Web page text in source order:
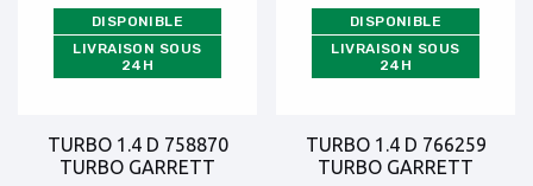
DISPONIBLE
LIVRAISON SOUS
24H
TURBO 1.4 D 758870
TURBO GARRETT
DISPONIBLE
LIVRAISON SOUS
24H
TURBO 1.4 D 766259
TURBO GARRETT